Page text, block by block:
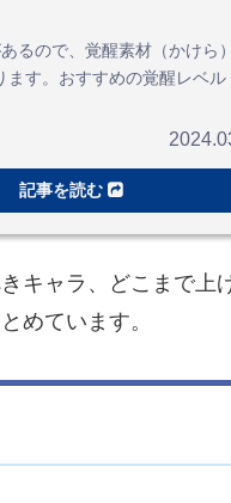
るので、覚醒素材（かけら
す。おすすめの覚醒レベル
キャラ、どこまで上
めています。